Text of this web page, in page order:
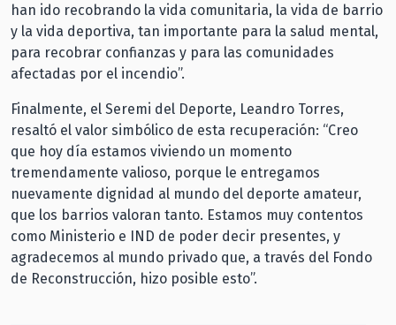
han ido recobrando la vida comunitaria, la vida de barrio
y la vida deportiva, tan importante para la salud mental,
para recobrar confianzas y para las comunidades
afectadas por el incendio”.
Finalmente, el Seremi del Deporte, Leandro Torres,
resaltó el valor simbólico de esta recuperación: “Creo
que hoy día estamos viviendo un momento
tremendamente valioso, porque le entregamos
nuevamente dignidad al mundo del deporte amateur,
que los barrios valoran tanto. Estamos muy contentos
como Ministerio e IND de poder decir presentes, y
agradecemos al mundo privado que, a través del Fondo
de Reconstrucción, hizo posible esto”.